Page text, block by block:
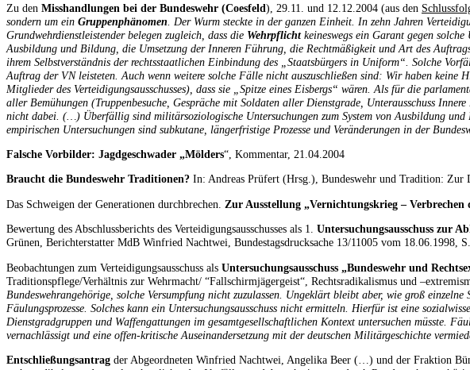
Zu den Misshandlungen bei der Bundeswehr (Coesfeld), 29.11. und 12.12.2004 (aus den
sondern um ein Gruppenphänomen . Der Wurm steckte in der ganzen Einheit. In zehn Jahren
Grundwehrdienstleistender belegen zugleich, dass die Wehrpflichtkeineswegs ein Garant gegen
Ausbildung und Bildung, die Umsetzung der Inneren Führung, die Rechtmäßigkeit und Art des
ihrem Selbstverständnis der rechtsstaatlichen Einbindung des „Staatsbürgers in Uniform“. Solche
Auftrag der VN leisteten. Auch wenn weitere solche Fälle nicht auszuschließen sind: Wir haben
Mitglieder des Verteidigungsausschusses), dass sie „Spitze eines Eisbergs“ wären. Als für die
aller Bemühungen (Truppenbesuche, Gespräche mit Soldaten aller Dienstgrade, Unterausschuss
nicht dabei. (…) Überfällig sind militärsoziologische Untersuchungen zum System von Ausbildung
empirischen Untersuchungen sind subkutane, längerfristige Prozesse und Veränderungen in der
Falsche Vorbilder: Jagdgeschwader „Mölders“, Kommentar, 21.04.2004
Braucht die Bundeswehr Traditionen? In: Andreas Prüfert (Hrsg.), Bundeswehr und Tradition: Zur
Das Schweigen der Generationen durchbrechen. Zur Ausstellung „Vernichtungskrieg – Verbrechen
Bewertung des Abschlussberichts des Verteidigungsausschusses als 1. Untersuchungsausschuss zur
Grünen, Berichterstatter MdB Winfried Nachtwei, Bundestagsdrucksache 13/11005 vom 18.06.1998,
Beobachtungen zum Verteidigungsausschuss als Untersuchungsausschuss „Bundeswehr und
Traditionspflege/Verhältnis zur Wehrmacht/ “Fallschirmjägergeist“, Rechtsradikalismus und
Bundeswehrangehörige, solche Versumpfung nicht zuzulassen. Ungeklärt bleibt aber, wie groß
Fäulungsprozesse. Solches kann ein Untersuchungsausschuss nicht ermitteln. Hierfür ist eine
Dienstgradgruppen und Waffengattungen im gesamtgesellschaftlichen Kontext untersuchen müsste.
vernachlässigt und eine offen-kritische Auseinandersetzung mit der deutschen Militärgeschichte
Entschließungsantrag der Abgeordneten Winfried Nachtwei, Angelika Beer (…) und der Fraktion